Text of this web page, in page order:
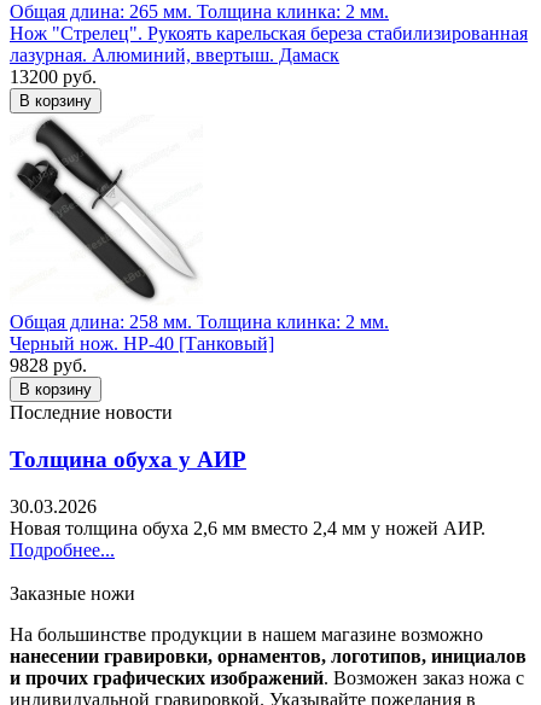
Общая длина: 265 мм. Толщина клинка: 2 мм.
Нож "Стрелец". Рукоять карельская береза стабилизированная
лазурная. Алюминий, ввертыш. Дамаск
13200 руб.
Общая длина: 258 мм. Толщина клинка: 2 мм.
Черный нож. НР-40 [Танковый]
9828 руб.
Последние новости
Толщина обуха у АИР
30.03.2026
Новая толщина обуха 2,6 мм вместо 2,4 мм у ножей АИР.
Подробнее...
Заказные ножи
На большинстве продукции в нашем магазине возможно
нанесении гравировки, орнаментов, логотипов, инициалов
и прочих графических изображений. Возможен заказ ножа с
индивидуальной гравировкой. Указывайте пожелания в